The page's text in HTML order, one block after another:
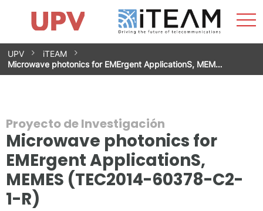
Saltar
contenido
Impacto
Grupos de investigación
Instalaciones
Spin-offs
Contacto
Prácticas
Noticias
Unidad de Igualdad
UPV
iTEAM
Microwave photonics for EMErgent ApplicationS, MEM…
Proyecto de Investigación
Microwave photonics for
EMErgent ApplicationS,
MEMES (TEC2014-60378-C2-
1-R)